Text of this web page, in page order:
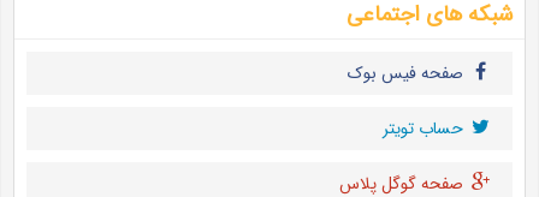
شبکه های اجتماعی
صفحه فیس بوک
حساب تويتر
صفحه گوگل پلاس